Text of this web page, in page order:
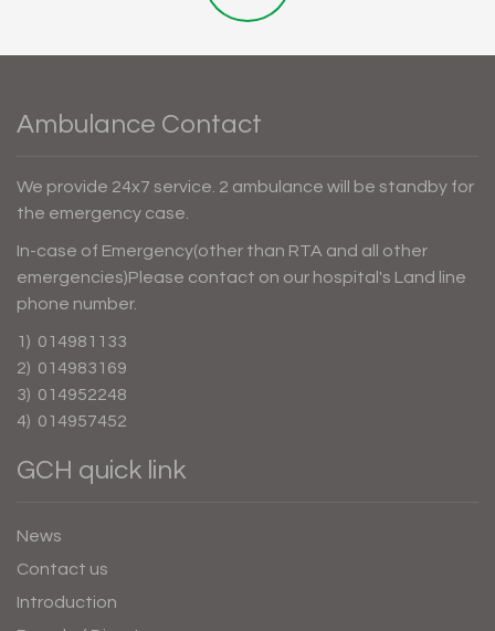
Ambulance Contact
We provide 24x7 service. 2 ambulance will be standby for
the emergency case.
In-case of Emergency(other than RTA and all other
emergencies)Please contact on our hospital's Land line
phone number.
1) 014981133
2) 014983169
3) 014952248
4) 014957452
GCH quick link
News
Contact us
Introduction